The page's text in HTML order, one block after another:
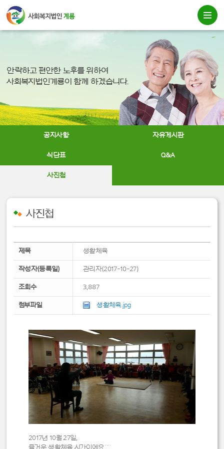
안락하고 편안한 노후를 위하여
사회복지법인계룡이 함께 하겠습니다.
공지사항 자유게시판
식단표 Q&A
사진첩
사진첩
제목 생활체육
작성자(등록일) 관리자(2017-10-27)
조회수 3,887
첨부파일 생활체육.jpg
2017년 10월 27일,
즐거운 생활체육 시간이에요^^